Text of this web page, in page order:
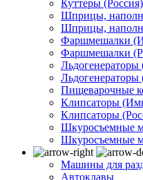
Куттеры (Россия)
Шприцы,
Шприцы,
Фаршмешалки
Фаршмешалки
Льдогенераторы
Пищеварочные
Клипсаторы
Клипсаторы
Шкуросъемные
Шкуросъемные
Машины для
Автоклавы